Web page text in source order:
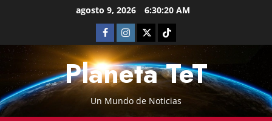
agosto 9, 2026 6:30:21 AM
Planeta TeT
Un Mundo de Noticias